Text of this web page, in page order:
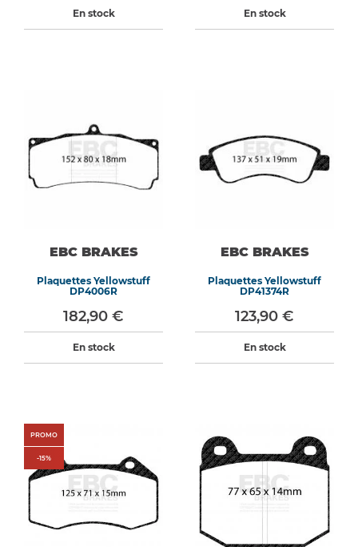
En stock En stock
EBC BRAKES
Plaquettes Yellowstuff
DP4006R
182,90 €
En stock
EBC BRAKES
Plaquettes Yellowstuff
DP41374R
123,90 €
En stock
PROMO
-15%